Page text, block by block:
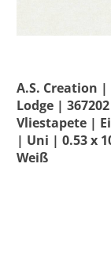
A.S. Creation |
Lodge |
Vliestapete |
| Uni | 0.53 x
Weiß